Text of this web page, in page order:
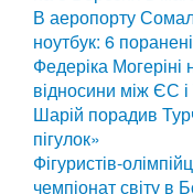
В аеропорту
ноутбук: 6 поранені
Федеріка
відносини між ЄС
Шарій порадив
пігулок»
Фігуристів-
чемпіонат світу в